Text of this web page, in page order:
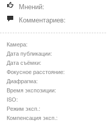
Мнений:
Комментариев:
Камера:
Дата публикации:
Дата съёмки:
Фокусное расстояние:
Диафрагма:
Время экспозиции:
ISO:
Режим эксп.:
Компенсация эксп.: